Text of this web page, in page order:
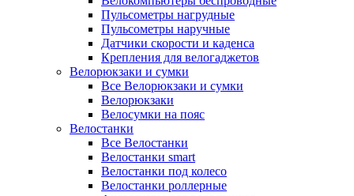
Пульсометры нагрудные
Пульсометры наручные
Датчики скорости и каденса
Крепления для велогаджетов
Велорюкзаки и сумки
Все Велорюкзаки и сумки
Велорюкзаки
Велосумки на пояс
Велостанки
Все Велостанки
Велостанки smart
Велостанки под колесо
Велостанки роллерные